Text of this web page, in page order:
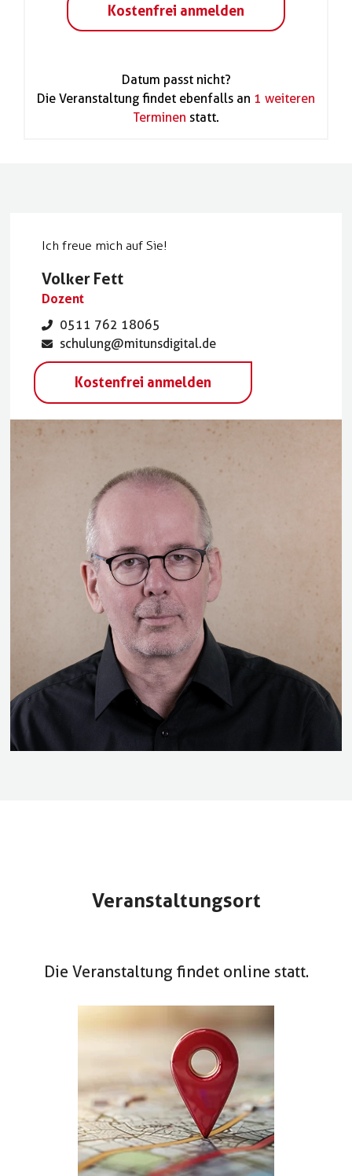
Kostenfrei anmelden
Datum passt nicht?
Die Veranstaltung findet ebenfalls an 1 weiteren
Terminen statt.
Ich freue mich auf Sie!
Volker Fett
Dozent
0511 762 18065
schulung@mitunsdigital.de
Kostenfrei anmelden
Veranstaltungsort
Die Veranstaltung findet online statt.